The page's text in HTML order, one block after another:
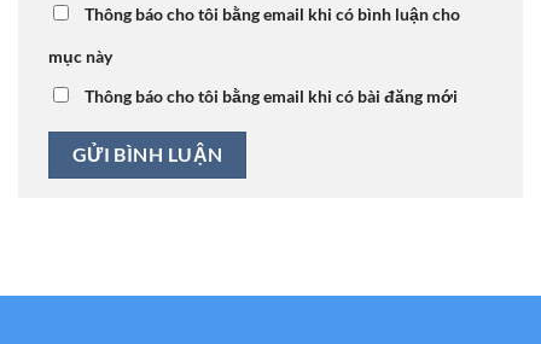
Thông báo cho tôi bằng email khi có bình luận cho
mục này
Thông báo cho tôi bằng email khi có bài đăng mới